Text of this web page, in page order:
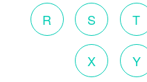
R S T
X Y